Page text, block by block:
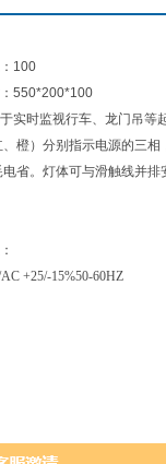
100
550*200*100
实时监视行车、龙门吊等
橙）分别指示电源的三
省。灯体可与滑触线并
+25/-15%50-60HZ